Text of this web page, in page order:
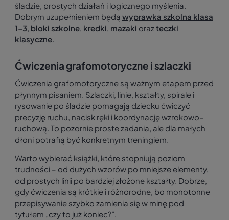
śladzie, prostych działań i logicznego myślenia.
Dobrym uzupełnieniem będą wyprawka szkolna klasa
1–3, bloki szkolne, kredki, mazaki orazteczki
klasyczne.
Ćwiczenia grafomotoryczne i szlaczki
Ćwiczenia grafomotoryczne są ważnym etapem przed
płynnym pisaniem. Szlaczki, linie, kształty, spirale i
rysowanie po śladzie pomagają dziecku ćwiczyć
precyzję ruchu, nacisk ręki i koordynację wzrokowo–
ruchową. To pozornie proste zadania, ale dla małych
dłoni potrafią być konkretnym treningiem.
Warto wybierać książki, które stopniują poziom
trudności – od dużych wzorów po mniejsze elementy,
od prostych linii po bardziej złożone kształty. Dobrze,
gdy ćwiczenia są krótkie i różnorodne, bo monotonne
przepisywanie szybko zamienia się w minę pod
tytułem „czy to już koniec?”.